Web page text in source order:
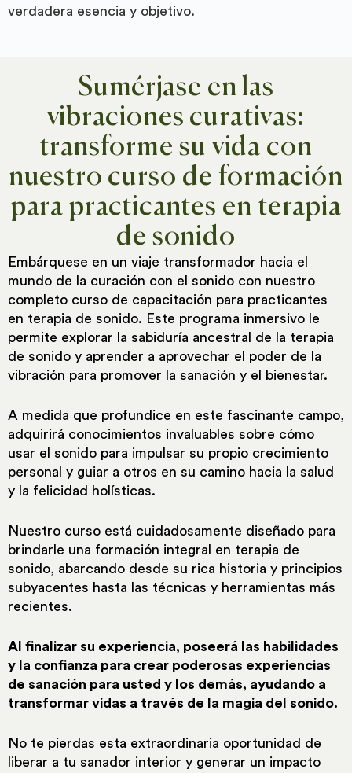
verdadera esencia y objetivo.
Sumérjase en las
vibraciones curativas:
transforme su vida con
nuestro curso de formación
para practicantes en terapia
de sonido
Embárquese en un viaje transformador hacia el
mundo de la curación con el sonido con nuestro
completo curso de capacitación para practicantes
en terapia de sonido. Este programa inmersivo le
permite explorar la sabiduría ancestral de la terapia
de sonido y aprender a aprovechar el poder de la
vibración para promover la sanación y el bienestar.
A medida que profundice en este fascinante campo,
adquirirá conocimientos invaluables sobre cómo
usar el sonido para impulsar su propio crecimiento
personal y guiar a otros en su camino hacia la salud
y la felicidad holísticas.
Nuestro curso está cuidadosamente diseñado para
brindarle una formación integral en terapia de
sonido, abarcando desde su rica historia y principios
subyacentes hasta las técnicas y herramientas más
recientes.
Al finalizar su experiencia, poseerá las habilidades
y la confianza para crear poderosas experiencias
de sanación para usted y los demás, ayudando a
transformar vidas a través de la magia del sonido.
No te pierdas esta extraordinaria oportunidad de
liberar a tu sanador interior y generar un impacto